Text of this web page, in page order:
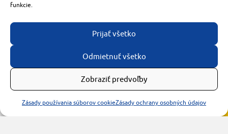
funkcie.
Prijať všetko
Odmietnuť všetko
Zobraziť predvoľby
Zásady používania súborov cookieZásady ochrany osobných údajov